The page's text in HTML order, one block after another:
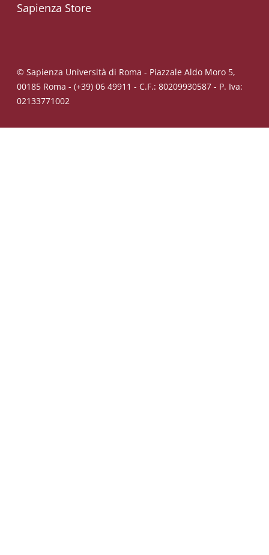
Sapienza Store
© Sapienza Università di Roma - Piazzale Aldo Moro 5,
00185 Roma - (+39) 06 49911 - C.F.: 80209930587 - P. Iva:
02133771002